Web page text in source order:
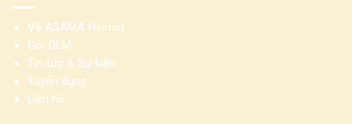
Về ASAMA Helmet
Gói OEM
Tin tức & Sự kiện
Tuyển dụng
Liên hệ